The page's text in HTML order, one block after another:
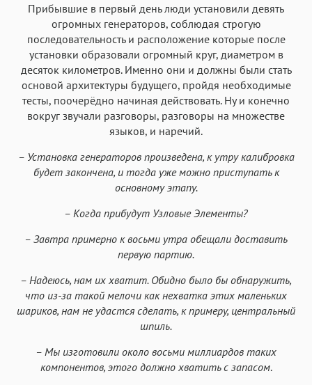
Прибывшие в первый день люди установили девять
огромных генераторов, соблюдая строгую
последовательность и расположение которые после
установки образовали огромный круг, диаметром в
десяток километров. Именно они и должны были стать
основой архитектуры будущего, пройдя необходимые
тесты, поочерёдно начиная действовать. Ну и конечно
вокруг звучали разговоры, разговоры на множестве
языков, и наречий.
– Установка генераторов произведена, к утру калибровка
будет закончена, и тогда уже можно приступать к
основному этапу.
– Когда прибудут Узловые Элементы?
– Завтра примерно к восьми утра обещали доставить
первую партию.
– Надеюсь, нам их хватит. Обидно было бы обнаружить,
что из-за такой мелочи как нехватка этих маленьких
шариков, нам не удастся сделать, к примеру, центральный
шпиль.
– Мы изготовили около восьми миллиардов таких
компонентов, этого должно хватить с запасом.